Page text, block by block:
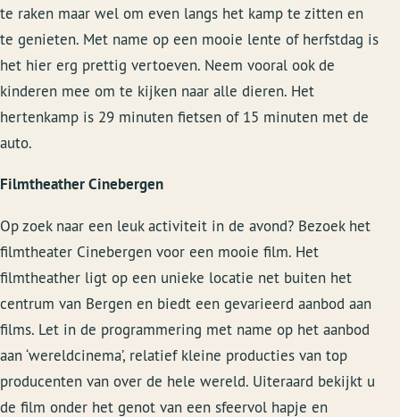
te raken maar wel om even langs het kamp te zitten en
te genieten. Met name op een mooie lente of herfstdag is
het hier erg prettig vertoeven. Neem vooral ook de
kinderen mee om te kijken naar alle dieren. Het
hertenkamp is 29 minuten fietsen of 15 minuten met de
auto.
Filmtheather Cinebergen
Op zoek naar een leuk activiteit in de avond? Bezoek het
filmtheater Cinebergen voor een mooie film. Het
filmtheather ligt op een unieke locatie net buiten het
centrum van Bergen en biedt een gevarieerd aanbod aan
films. Let in de programmering met name op het aanbod
aan ‘wereldcinema’, relatief kleine producties van top
producenten van over de hele wereld. Uiteraard bekijkt u
de film onder het genot van een sfeervol hapje en